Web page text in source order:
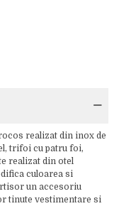
realizat din inox de
trifoi cu patru foi,
realizat din otel
culoarea si
un accesoriu
tinute vestimentare si